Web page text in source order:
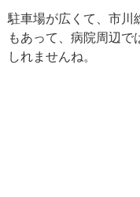
駐車場が広くて、市川
もあって、病院周辺で
しれませんね。